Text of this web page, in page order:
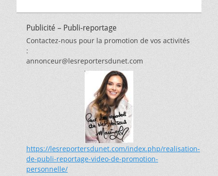
Publicité – Publi-reportage
Contactez-nous pour la promotion de vos activités
:
annonceur@lesreportersdunet.com
https://lesreportersdunet.com/index.php/realisation-
de-publi-reportage-video-de-promotion-
personnelle/